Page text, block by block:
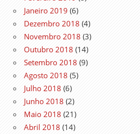
Janeiro 2019 (6)
Dezembro 2018 (4)
Novembro 2018 (3)
Outubro 2018 (14)
Setembro 2018 (9)
Agosto 2018 (5)
Julho 2018 (6)
Junho 2018 (2)
Maio 2018 (21)
Abril 2018 (14)